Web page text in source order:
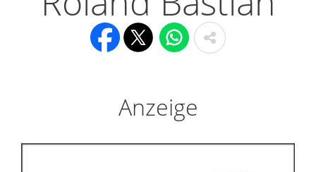
Anzeige